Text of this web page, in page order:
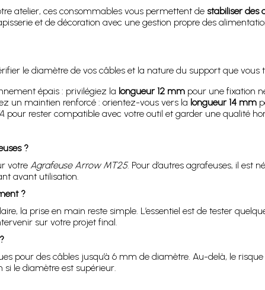
atelier, ces consommables vous permettent de stabiliser des
et de décoration avec une gestion propre des
le diamètre de vos câbles et la nature du support que vous
épais : privilégiez la longueur 12 mmpour une fixation
un maintien renforcé : orientez-vous vers la longueur 14 mm
pour rester compatible avec votre outil et garder une qualité
?
votre Agrafeuse Arrow MT25. Pour d’autres agrafeuses, il est
avant utilisation.
?
la prise en main reste simple. L’essentiel est de tester
sur votre projet final.
pour des câbles jusqu’à 6 mm de diamètre. Au-delà, le
si le diamètre est supérieur.